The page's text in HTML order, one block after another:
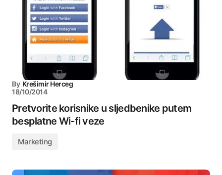
By Krešimir Herceg
18/10/2014
Pretvorite korisnike u sljedbenike putem
besplatne Wi-fi veze
Marketing